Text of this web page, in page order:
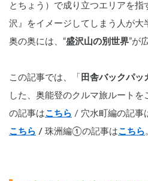
とちょう）で成り立つエリアを指
沢』をイメージしてしまう人が大
奥の奥には、“盛沢山の別世界”が
この記事では、「 田舎バックパッ
した、奥能登のクルマ旅ルート
の記事はこちら / 穴水町編の記事
こちら / 珠洲編①の記事はこちら